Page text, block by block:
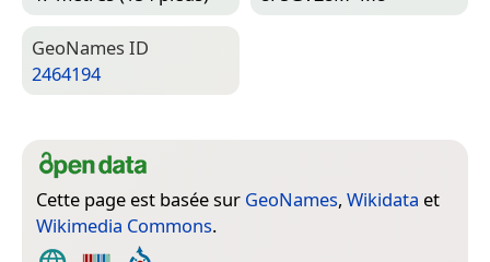
Geo­Names ID
2464194
Cette page est basée sur GeoNames, Wikidata et
Wikimedia Commons.